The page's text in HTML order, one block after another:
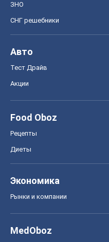
ЗНО
СНГ решебники
Авто
Тест Драйв
Акции
Food Oboz
Рецепты
Диеты
Экономика
Рынки и компании
MedOboz